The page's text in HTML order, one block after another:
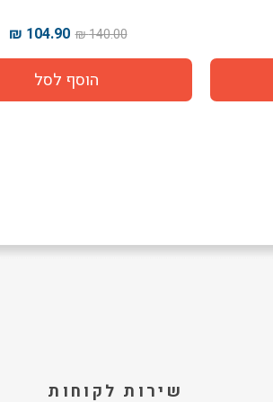
140.00 ₪
104.90 ₪
שירות לקוחות